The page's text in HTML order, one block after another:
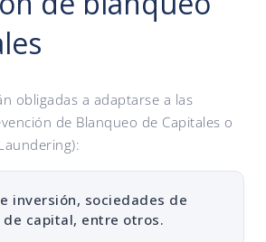
obligadas a adaptarse a las
de Blanqueo de Capitales o
inversión, sociedades de
de capital, entre otros.